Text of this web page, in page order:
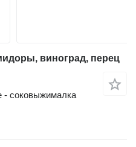
виноград, перец
- соковыжималка